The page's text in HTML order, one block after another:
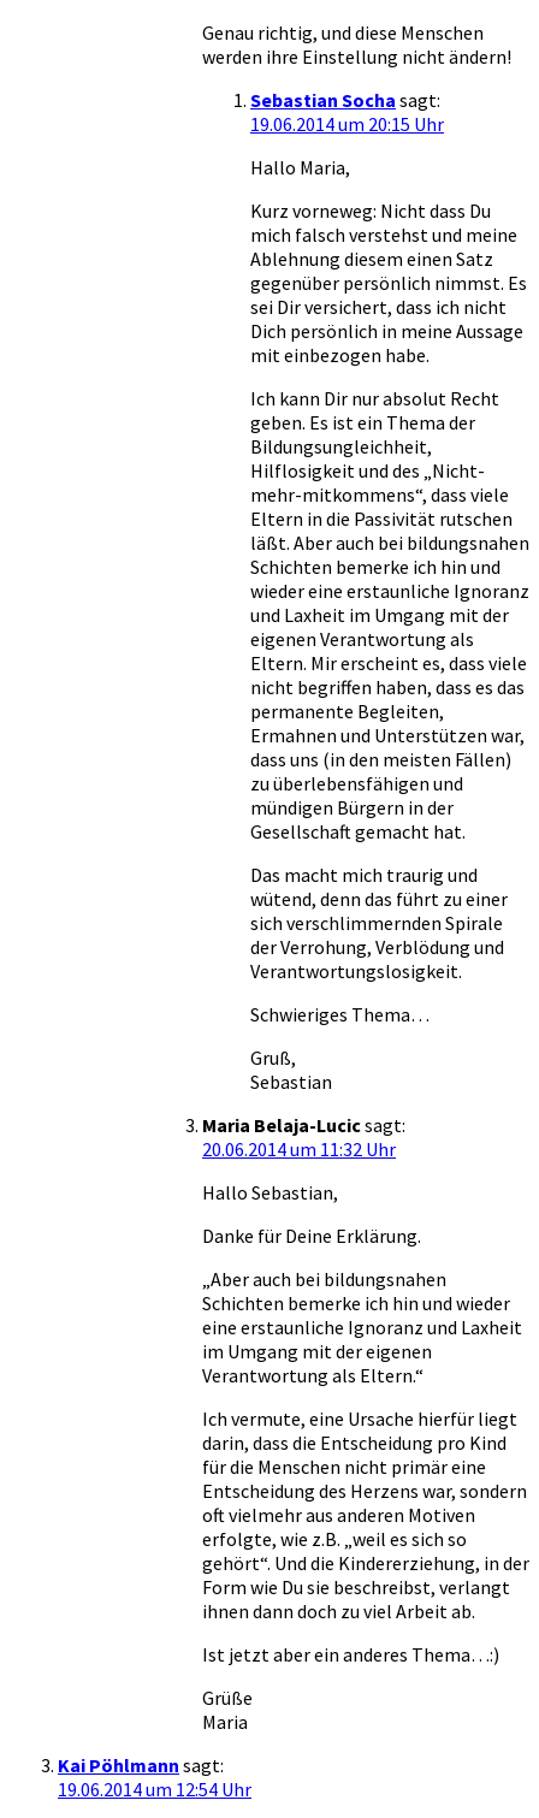
Genau richtig, und diese Menschen
werden ihre Einstellung nicht ändern!
Sebastian Socha sagt:
19.06.2014 um 20:15 Uhr
Hallo Maria,
Kurz vorneweg: Nicht dass Du
mich falsch verstehst und meine
Ablehnung diesem einen Satz
gegenüber persönlich nimmst. Es
sei Dir versichert, dass ich nicht
Dich persönlich in meine Aussage
mit einbezogen habe.
Ich kann Dir nur absolut Recht
geben. Es ist ein Thema der
Bildungsungleichheit,
Hilflosigkeit und des „Nicht-
mehr-mitkommens“, dass viele
Eltern in die Passivität rutschen
läßt. Aber auch bei bildungsnahen
Schichten bemerke ich hin und
wieder eine erstaunliche Ignoranz
und Laxheit im Umgang mit der
eigenen Verantwortung als
Eltern. Mir erscheint es, dass viele
nicht begriffen haben, dass es das
permanente Begleiten,
Ermahnen und Unterstützen war,
dass uns (in den meisten Fällen)
zu überlebensfähigen und
mündigen Bürgern in der
Gesellschaft gemacht hat.
Das macht mich traurig und
wütend, denn das führt zu einer
sich verschlimmernden Spirale
der Verrohung, Verblödung und
Verantwortungslosigkeit.
Schwieriges Thema…
Gruß,
Sebastian
Maria Belaja-Lucicsagt:
20.06.2014 um 11:32 Uhr
Hallo Sebastian,
Danke für Deine Erklärung.
„Aber auch bei bildungsnahen
Schichten bemerke ich hin und wieder
eine erstaunliche Ignoranz und Laxheit
im Umgang mit der eigenen
Verantwortung als Eltern.“
Ich vermute, eine Ursache hierfür liegt
darin, dass die Entscheidung pro Kind
für die Menschen nicht primär eine
Entscheidung des Herzens war, sondern
oft vielmehr aus anderen Motiven
erfolgte, wie z.B. „weil es sich so
gehört“. Und die Kindererziehung, in der
Form wie Du sie beschreibst, verlangt
ihnen dann doch zu viel Arbeit ab.
Ist jetzt aber ein anderes Thema…:)
Grüße
Maria
Kai Pöhlmann sagt:
19.06.2014 um 12:54 Uhr